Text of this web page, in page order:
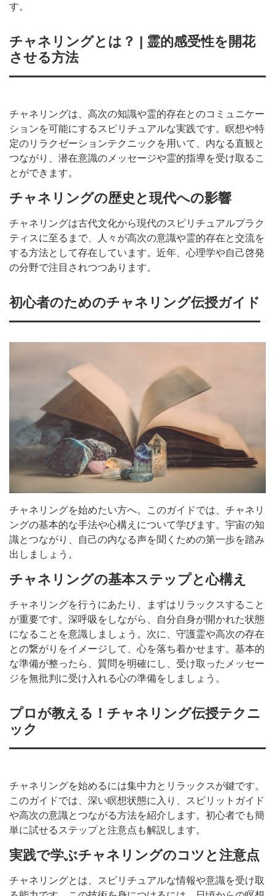
す。
チャネリングとは？ | 霊的感受性を開花
させる方法
チャネリングは、高次の知識や霊的存在とのコミュニケー
ションを可能にするスピリチュアルな実践です。瞑想や特
定のリラクゼーションテクニックを用いて、内なる直観と
つながり、潜在意識のメッセージや霊的指導を受け取るこ
とができます。
チャネリングの歴史と現代への影響
チャネリングは古代文化から現代のスピリチュアルプラク
ティスに至るまで、人々が高次の意識や霊的存在と交流を
する方法として存在しています。近年、心理学や自己啓発
の分野で注目されつつあります。
初心者のためのチャネリング伝授ガイド
チャネリングを始めたい方へ。このガイドでは、チャネリ
ングの基本的な手法や心構えについて学びます。宇宙の知
識とつながり、自己の内なる声を聞くための第一歩を踏み
出しましょう。
チャネリングの基本ステップと心構え
チャネリングを行うにあたり、まずはリラックスすること
が重要です。深呼吸をしながら、自分自身が開かれた状態
になることを意識しましょう。次に、守護霊や高次の存在
との繋がりをイメージして、心を落ち着かせます。基本的
な準備が整ったら、質問を明確にし、受け取ったメッセー
ジを無批判に受け入れる心の準備をしましょう。
プロが教える！チャネリング伝授テクニ
ック
チャネリングを始めるには集中力とリラックスが鍵です。
このガイドでは、深い瞑想状態に入り、スピリットガイド
や高次の意識とつながる方法を紹介します。初心者でも簡
単に試せるステップと注意点も解説します。
実践で学ぶチャネリングのコツと注意点
チャネリングとは、スピリチュアルな情報や意識を受け取